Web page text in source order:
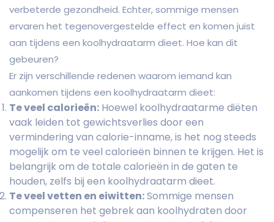
verbeterde gezondheid. Echter, sommige mensen
ervaren het tegenovergestelde effect en komen juist
aan tijdens een koolhydraatarm dieet. Hoe kan dit
gebeuren?
Er zijn verschillende redenen waarom iemand kan
aankomen tijdens een koolhydraatarm dieet:
Te veel calorieën: Hoewel koolhydraatarme diëten
vaak leiden tot gewichtsverlies door een
vermindering van calorie-inname, is het nog steeds
mogelijk om te veel calorieën binnen te krijgen. Het is
belangrijk om de totale calorieën in de gaten te
houden, zelfs bij een koolhydraatarm dieet.
Te veel vetten en eiwitten:Sommige mensen
compenseren het gebrek aan koolhydraten door